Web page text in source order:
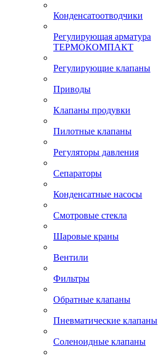
Конденсатоотводчики
Регулирующая арматура
ТЕРМОКОМПАКТ
Регулирующие клапаны
Приводы
Клапаны продувки
Пилотные клапаны
Регуляторы давления
Сепараторы
Конденсатные насосы
Смотровые стекла
Шаровые краны
Вентили
Фильтры
Обратные клапаны
Пневматические клапаны
Соленоидные клапаны